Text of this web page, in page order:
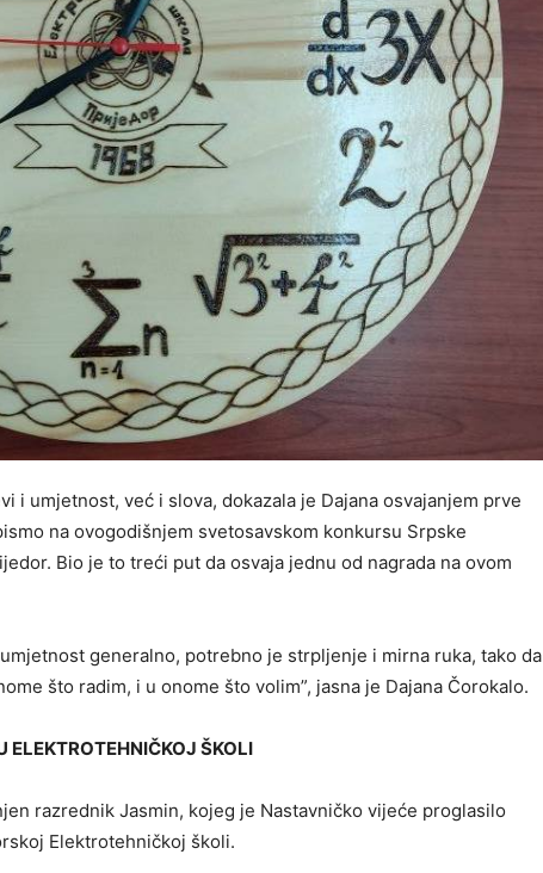
i umjetnost, već i slova, dokazala je Dajana osvajanjem prve
na ovogodišnjem svetosavskom konkursu Srpske
Bio je to treći put da osvaja jednu od nagrada na ovom
generalno, potrebno je strplјenje i mirna ruka, tako da
što radim, i u onome što volim”, jasna je Dajana Čorokalo.
ELEKTROTEHNIČKOJ ŠKOLI
razrednik Jasmin, kojeg je Nastavničko vijeće proglasilo
Elektrotehničkoj školi.